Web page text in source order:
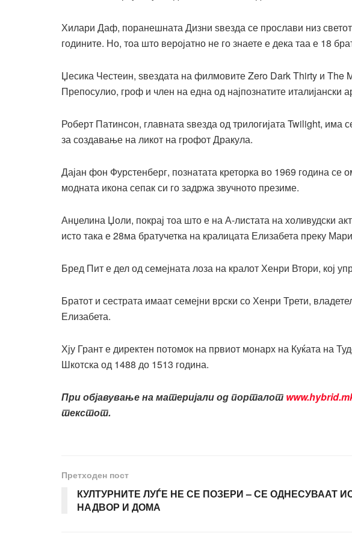
Хилари Даф, поранешната Дизни ѕвезда се прослави низ
годините. Но, тоа што веројатно не го знаете е дека таа е 18
Џесика Честеин, ѕвездата на филмовите Zero Dark Thirty и
Препосулио, гроф и член на една од најпознатите италијански
Роберт Патинсон, главната ѕвезда од трилогијата Twilight,
за создавање на ликот на грофот Дракула.
Дајан фон Фурстенберг, познатата креторка во 1969 година
модната икона сепак си го задржа звучното презиме.
Анџелина Џоли, покрај тоа што е на А-листата на холивудски
исто така е 28ма братучетка на кралицата Елизабета преку
Бред Пит е дел од семејната лоза на кралот Хенри Втори, кој
Братот и сестрата имаат семејни врски со Хенри Трети,
Елизабета.
Хју Грант е директен потомок на првиот монарх на Куќата на
Шкотска од 1488 до 1513 година.
При објавување на материјали од порталот
текстот.
Претходен пост
КУЛТУРНИТЕ ЛУЃЕ НЕ СЕ ПОЗЕРИ – СЕ ОДНЕСУВААТ
НАДВОР И ДОМА